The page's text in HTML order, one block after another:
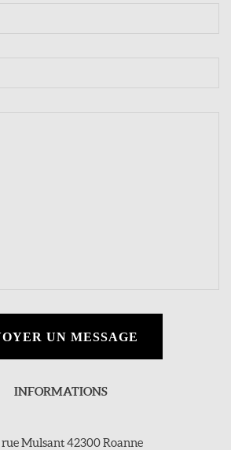
UN MESSAGE
INFORMATIONS
rue Mulsant 42300 Roanne